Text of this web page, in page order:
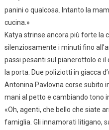
panini o qualcosa. Intanto la
cucina.»
Katya strinse ancora più forte la
silenziosamente i minuti fino
passi pesanti sul pianerottolo e il
la porta. Due poliziotti in giacca
Antonina Pavlovna corse subito
mani al petto e cambiando tono
«Oh, agenti, che bello che siate
famiglia. Gli innamorati litigano,